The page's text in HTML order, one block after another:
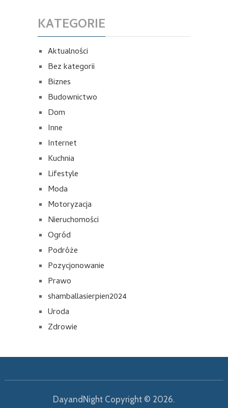
KATEGORIE
Aktualności
Bez kategorii
Biznes
Budownictwo
Dom
Inne
Internet
Kuchnia
Lifestyle
Moda
Motoryzacja
Nieruchomości
Ogród
Podróże
Pozycjonowanie
Prawo
shamballasierpien2024
Uroda
Zdrowie
DayandNight Copyright © 2026.